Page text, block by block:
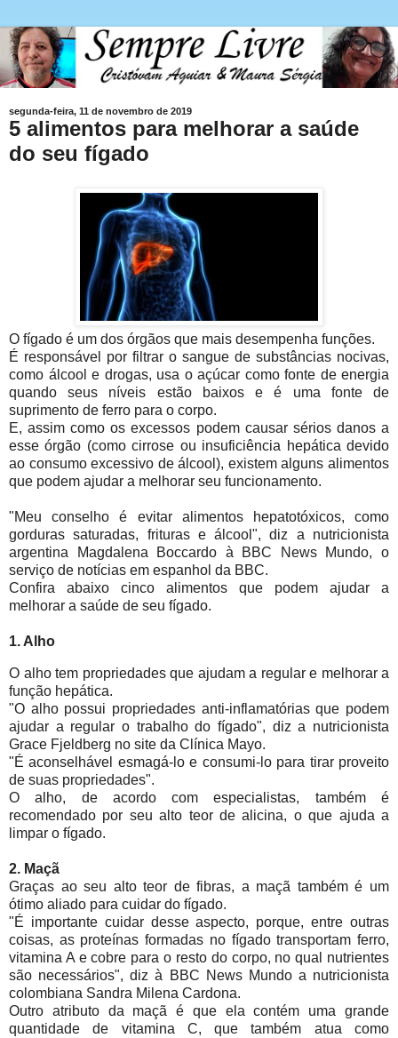
segunda-feira, 11 de novembro de 2019
5 alimentos para melhorar a saúde
do seu fígado
O fígado é um dos órgãos que mais desempenha funções.
É responsável por filtrar o sangue de substâncias nocivas,
como álcool e drogas, usa o açúcar como fonte de energia
quando seus níveis estão baixos e é uma fonte de
suprimento de ferro para o corpo.
E, assim como os excessos podem causar sérios danos a
esse órgão (como cirrose ou insuficiência hepática devido
ao consumo excessivo de álcool), existem alguns alimentos
que podem ajudar a melhorar seu funcionamento.
"Meu conselho é evitar alimentos hepatotóxicos, como
gorduras saturadas, frituras e álcool", diz a nutricionista
argentina Magdalena Boccardo à BBC News Mundo, o
serviço de notícias em espanhol da BBC.
Confira abaixo cinco alimentos que podem ajudar a
melhorar a saúde de seu fígado.
1. Alho
O alho tem propriedades que ajudam a regular e melhorar a
função hepática.
"O alho possui propriedades anti-inflamatórias que podem
ajudar a regular o trabalho do fígado", diz a nutricionista
Grace Fjeldberg no site da Clínica Mayo.
"É aconselhável esmagá-lo e consumi-lo para tirar proveito
de suas propriedades".
O alho, de acordo com especialistas, também é
recomendado por seu alto teor de alicina, o que ajuda a
limpar o fígado.
2. Maçã
Graças ao seu alto teor de fibras, a maçã também é um
ótimo aliado para cuidar do fígado.
"É importante cuidar desse aspecto, porque, entre outras
coisas, as proteínas formadas no fígado transportam ferro,
vitamina A e cobre para o resto do corpo, no qual nutrientes
são necessários", diz à BBC News Mundo a nutricionista
colombiana Sandra Milena Cardona.
Outro atributo da maçã é que ela contém uma grande
quantidade de vitamina C, que também atua como